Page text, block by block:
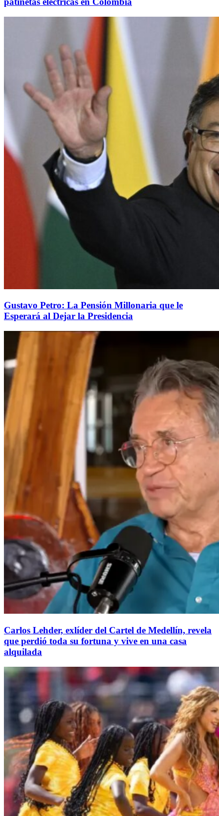
Gustavo Petro: La Pensión Millonaria que le
Esperará al Dejar la Presidencia
Carlos Lehder, exlíder del Cartel de Medellín, revela
que perdió toda su fortuna y vive en una casa
alquilada